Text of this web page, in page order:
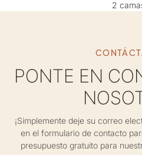
PONTE EN
¡Simplemente deje su correo
en el formulario de contacto
presupuesto gratuito para